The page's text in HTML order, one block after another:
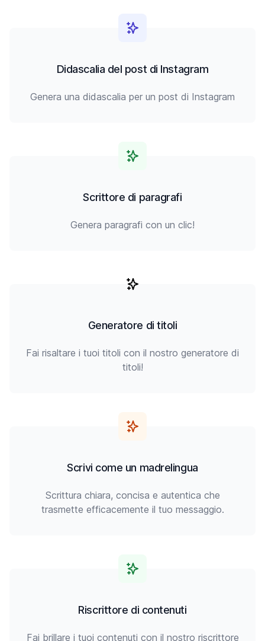
Didascalia del post di Instagram
Genera una didascalia per un post di Instagram
Scrittore di paragrafi
Genera paragrafi con un clic!
Generatore di titoli
Fai risaltare i tuoi titoli con il nostro generatore di
titoli!
Scrivi come un madrelingua
Scrittura chiara, concisa e autentica che
trasmette efficacemente il tuo messaggio.
Riscrittore di contenuti
Fai brillare i tuoi contenuti con il nostro riscrittore